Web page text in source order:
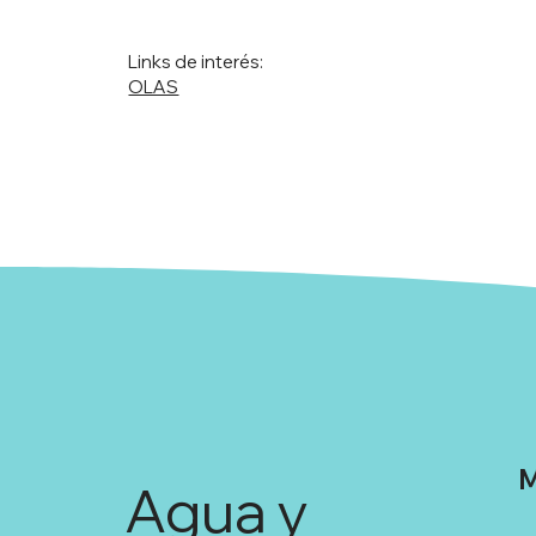
Links de interés:
OLAS
Agua y